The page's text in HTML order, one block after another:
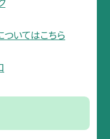
いてはこちら